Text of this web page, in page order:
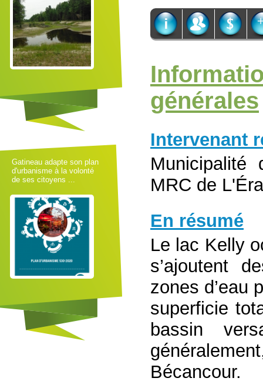
Gatineau adapte son plan
d'urbanisme à la volonté
de ses citoyens ...
générales
Intervenant
Municipalité
MRC de
En résumé
Le lac Kelly
s’ajoutent
zones d’eau
superficie
bassin
Bécancour.